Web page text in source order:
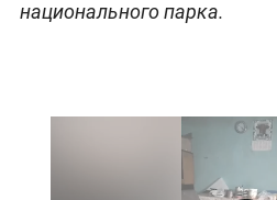
национального парка.